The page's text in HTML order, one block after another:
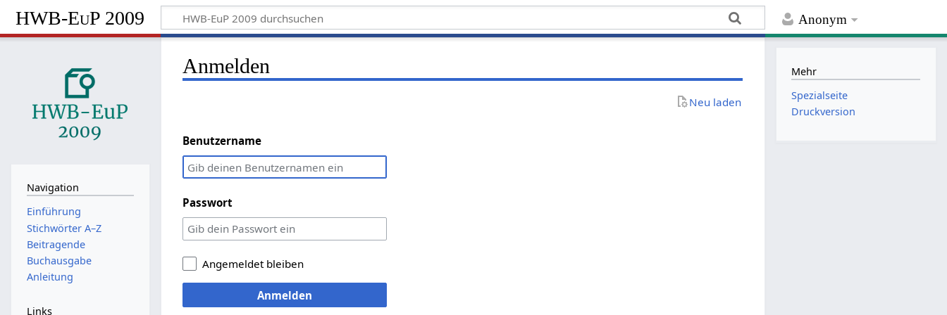
Anonym
HWB-EuP 2009
Anmelden
Neu laden
Benutzername
Passwort
Angemeldet bleiben
Anmelden
Navigation
Einführung
Stichwörter A–Z
Beitragende
Buchausgabe
Anleitung
Links
Mehr
Spezialseite
Druckversion